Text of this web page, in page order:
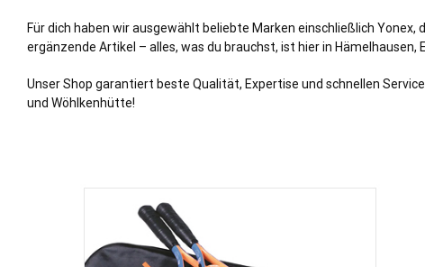
Für dich haben wir ausgewählt beliebte Marken einschließlich
ergänzende Artikel – alles, was du brauchst, ist hier in Hämelhausen,
Unser Shop garantiert beste Qualität, Expertise und schnellen
und Wöhlkenhütte!